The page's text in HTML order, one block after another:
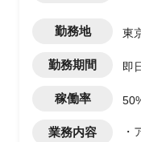
勤務地 東
勤務期間 即
稼働率
業務内容
・